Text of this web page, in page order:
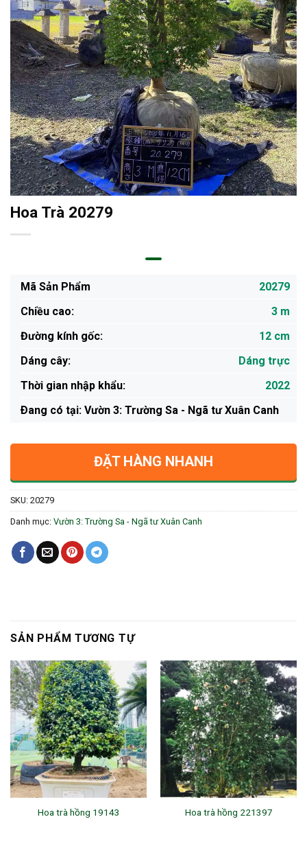
Hoa Trà 20279
Mã Sản Phẩm
20279
Chiều cao:
3 m
Đường kính gốc:
12 cm
Dáng cây:
Dáng trực
Thời gian nhập khẩu:
2022
Ðang có tại: Vườn 3: Trường Sa - Ngã tư Xuân Canh
ĐẶT HÀNG NHANH
SKU: 20279
Danh mục: Vườn 3: Trường Sa - Ngã tư Xuân Canh
SẢN PHẨM TƯƠNG TỰ
Hoa trà hồng 19143 Hoa trà hồng 221397